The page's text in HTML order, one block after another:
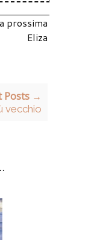
prossima
Eliza
Posts →
vecchio